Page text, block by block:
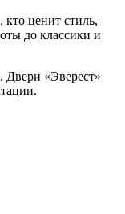
ценит стиль,
до классики и
Двери «Эверест»